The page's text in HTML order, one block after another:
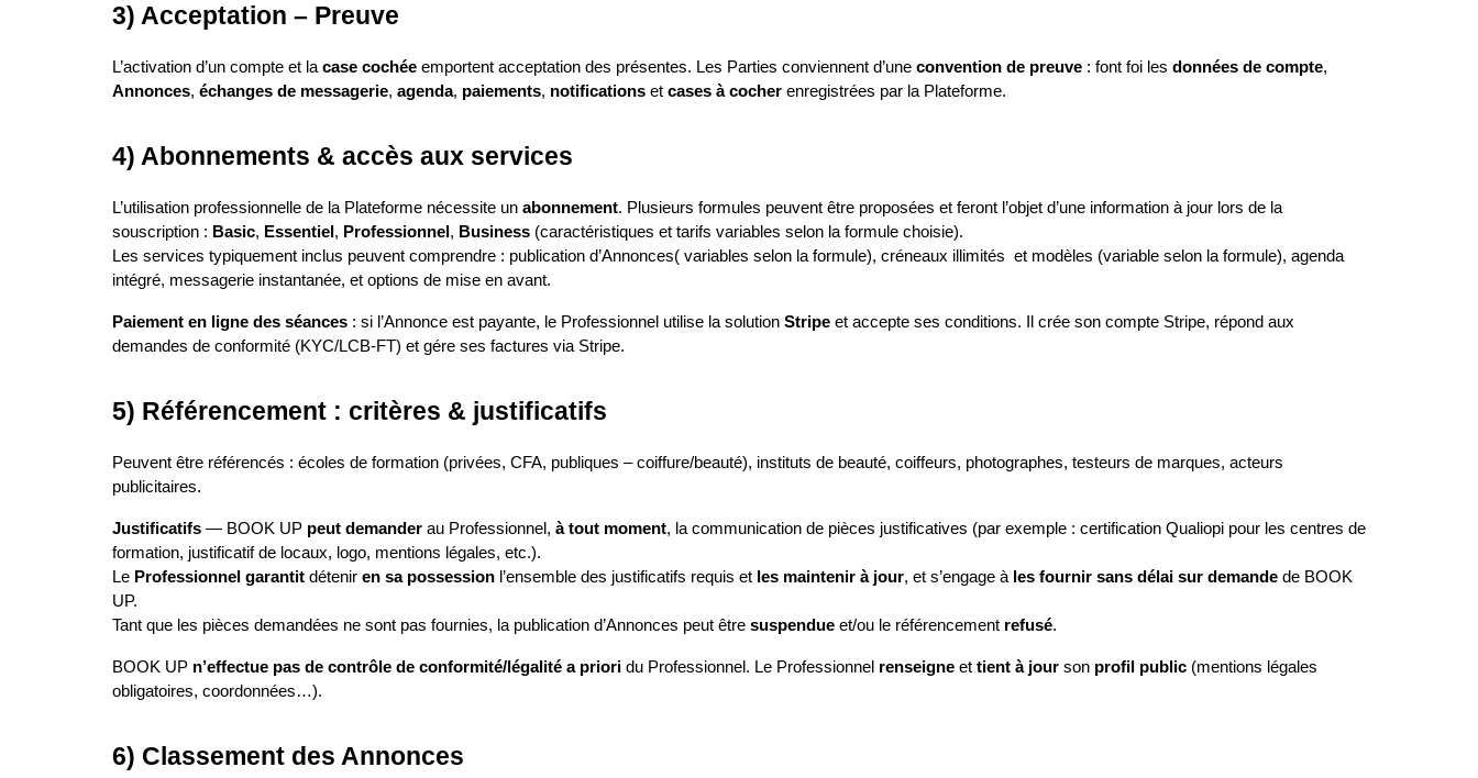
3) Acceptation – Preuve
L’activation d’un compte et la case cochée emportent acceptation des présentes. Les Parties conviennent d’une convention de preuve : font foi les données de compte
Annonces, échanges de messagerie, agenda, paiements, notifications et cases à cocher enregistrées par la Plateforme.
4) Abonnements & accès aux services
L’utilisation professionnelle de la Plateforme nécessite un abonnement. Plusieurs formules peuvent être proposées et feront l’objet d’une information à jour lors de la
souscription : Basic, Essentiel , Professionnel , Business (caractéristiques et tarifs variables selon la formule choisie).
Les services typiquement inclus peuvent comprendre : publication d’Annonces( variables selon la formule), créneaux illimités  et modèles (variable selon la formule), agenda
intégré, messagerie instantanée, et options de mise en avant.
Paiement en ligne des séances : si l’Annonce est payante, le Professionnel utilise la solution Stripe et accepte ses conditions. Il crée son compte Stripe, répond aux
demandes de conformité (KYC/LCB‑FT) et gére ses factures via Stripe.
5) Référencement : critères & justificatifs
Peuvent être référencés : écoles de formation (privées, CFA, publiques – coiffure/beauté), instituts de beauté, coiffeurs, photographes, testeurs de marques, acteurs
publicitaires.
Justificatifs — BOOK UP peut demander au Professionnel, à tout moment, la communication de pièces justificatives (par exemple : certification Qualiopi pour les centres de
formation, justificatif de locaux, logo, mentions légales, etc.).
Le Professionnel garantit détenir en sa possession l’ensemble des justificatifs requis et les maintenir à jour, et s’engage à les fournir sans délai sur demande de BOOK
UP.
Tant que les pièces demandées ne sont pas fournies, la publication d’Annonces peut être suspendue et/ou le référencement refusé.
BOOK UP n’effectue pas de contrôle de conformité/légalité a priori du Professionnel. Le Professionnel renseigne et tient à jour son profil public (mentions légales
obligatoires, coordonnées…).
6) Classement des Annonces